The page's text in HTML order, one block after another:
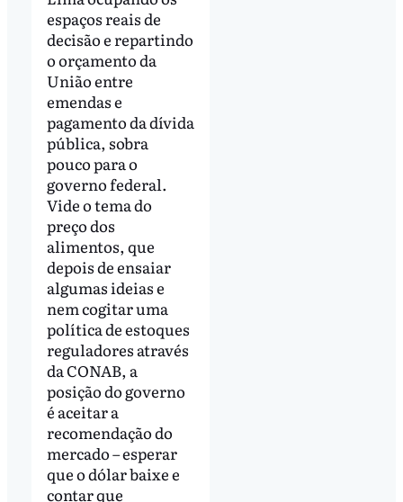
espaços reais de
decisão e repartindo
o orçamento da
União entre
emendas e
pagamento da dívida
pública, sobra
pouco para o
governo federal.
Vide o tema do
preço dos
alimentos, que
depois de ensaiar
algumas ideias e
nem cogitar uma
política de estoques
reguladores através
da CONAB, a
posição do governo
é aceitar a
recomendação do
mercado – esperar
que o dólar baixe e
contar que